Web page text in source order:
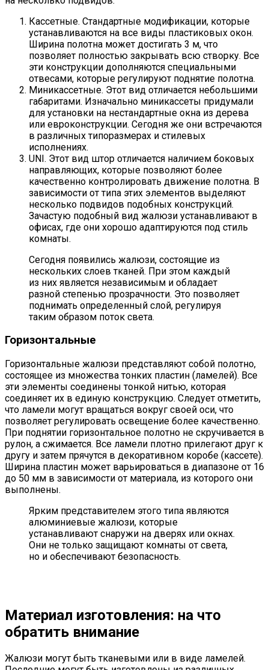
Кассетные. Стандартные модификации, которые
устанавливаются на все виды пластиковых окон.
Ширина полотна может достигать 3 м, что
позволяет полностью закрывать всю створку. Все
эти конструкции дополняются специальными
отвесами, которые регулируют поднятие полотна.
Миникассетные. Этот вид отличается небольшими
габаритами. Изначально миникассеты придумали
для установки на нестандартные окна из дерева
или евроконструкции. Сегодня же они встречаются
в различных типоразмерах и стилевых
исполнениях.
UNI. Этот вид штор отличается наличием боковых
направляющих, которые позволяют более
качественно контролировать движение полотна. В
зависимости от типа этих элементов выделяют
несколько подвидов подобных конструкций.
Зачастую подобный вид жалюзи устанавливают в
офисах, где они хорошо адаптируются под стиль
комнаты.
Сегодня появились жалюзи, состоящие из
нескольких слоев тканей. При этом каждый
из них является независимым и обладает
разной степенью прозрачности. Это позволяет
поднимать определенный слой, регулируя
таким образом поток света.
Горизонтальные
Горизонтальные жалюзи представляют собой полотно,
состоящее из множества тонких пластин (ламелей). Все
эти элементы соединены тонкой нитью, которая
соединяет их в единую конструкцию. Следует отметить,
что ламели могут вращаться вокруг своей оси, что
позволяет регулировать освещение более качественно.
При поднятии горизонтальное полотно не скручивается в
рулон, а сжимается. Все ламели плотно прилегают друг к
другу и затем прячутся в декоративном коробе (кассете).
Ширина пластин может варьироваться в диапазоне от 16
до 50 мм в зависимости от материала, из которого они
выполнены.
Ярким представителем этого типа являются
алюминиевые жалюзи, которые
устанавливают снаружи на дверях или окнах.
Они не только защищают комнаты от света,
но и обеспечивают безопасность.
Материал изготовления: на что
обратить внимание
Жалюзи могут быть тканевыми или в виде ламелей.